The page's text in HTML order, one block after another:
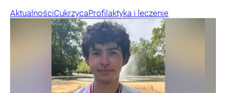
AktualnościCukrzycaProfilaktyka i leczenie